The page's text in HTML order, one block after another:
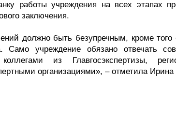
работы учреждения на всех этапах
заключения.
должно быть безупречным, кроме
Само учреждение обязано отвечать
из Главгосэкспертизы,
организациями», – отметила